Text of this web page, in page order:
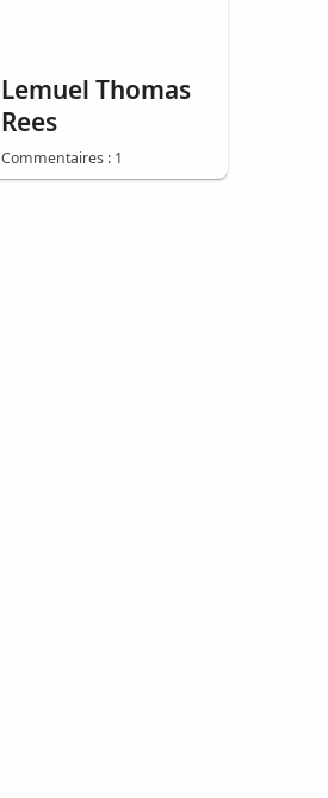
Lemuel Thomas
Rees
Commentaires : 1